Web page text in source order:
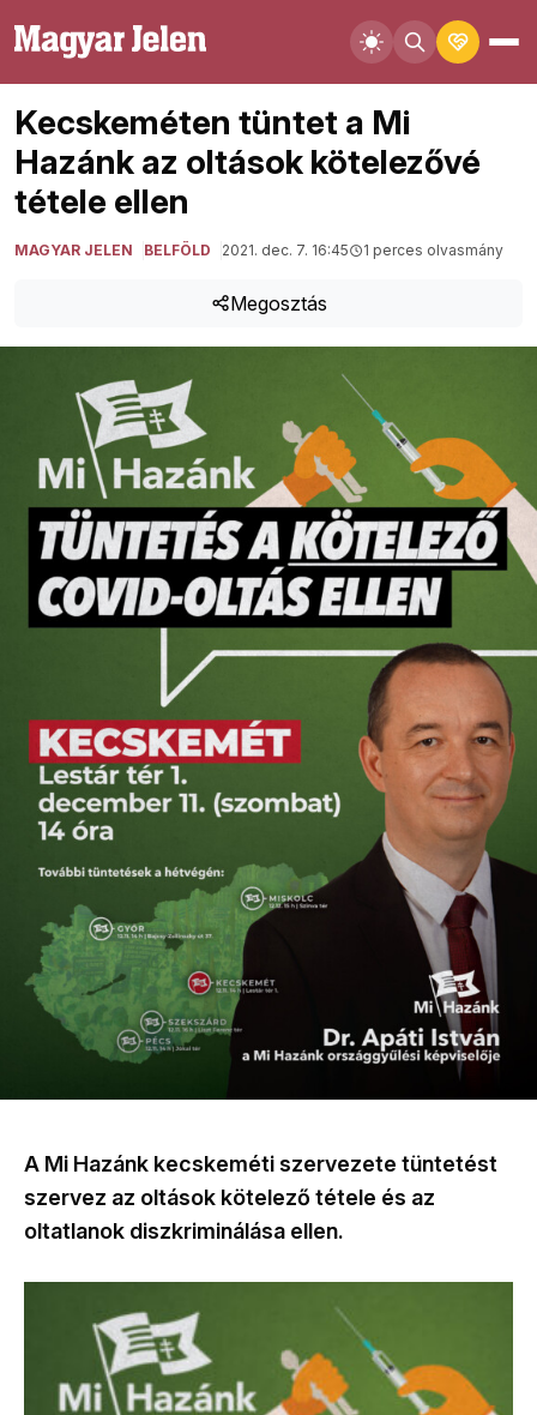
Kecskeméten tüntet a Mi
Hazánk az oltások kötelezővé
tétele ellen
MAGYAR JELEN BELFÖLD 2021. dec. 7. 16:45 1 perces olvasmány
Megosztás
A Mi Hazánk kecskeméti szervezete tüntetést
szervez az oltások kötelező tétele és az
oltatlanok diszkriminálása ellen.